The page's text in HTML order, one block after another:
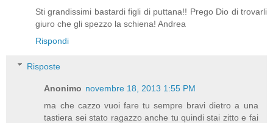
Sti grandissimi bastardi figli di puttana!! Prego Dio di trovarli
giuro che gli spezzo la schiena! Andrea
Rispondi
Risposte
Anonimo novembre 18, 2013 1:55 PM
ma che cazzo vuoi fare tu sempre bravi dietro a una
tastiera sei stato ragazzo anche tu quindi stai zitto e fai